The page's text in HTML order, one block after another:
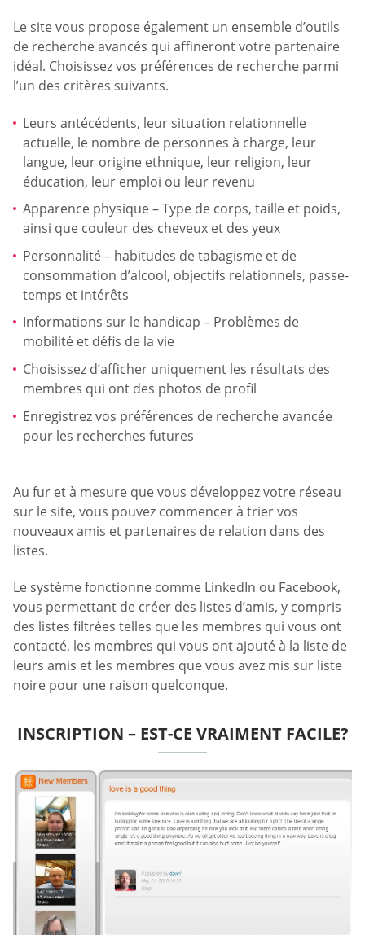
Le site vous propose également un ensemble d’outils
de recherche avancés qui affineront votre partenaire
idéal. Choisissez vos préférences de recherche parmi
l’un des critères suivants.
Leurs antécédents, leur situation relationnelle
actuelle, le nombre de personnes à charge, leur
langue, leur origine ethnique, leur religion, leur
éducation, leur emploi ou leur revenu
Apparence physique – Type de corps, taille et poids,
ainsi que couleur des cheveux et des yeux
Personnalité – habitudes de tabagisme et de
consommation d’alcool, objectifs relationnels, passe-
temps et intérêts
Informations sur le handicap – Problèmes de
mobilité et défis de la vie
Choisissez d’afficher uniquement les résultats des
membres qui ont des photos de profil
Enregistrez vos préférences de recherche avancée
pour les recherches futures
Au fur et à mesure que vous développez votre réseau
sur le site, vous pouvez commencer à trier vos
nouveaux amis et partenaires de relation dans des
listes.
Le système fonctionne comme LinkedIn ou Facebook,
vous permettant de créer des listes d’amis, y compris
des listes filtrées telles que les membres qui vous ont
contacté, les membres qui vous ont ajouté à la liste de
leurs amis et les membres que vous avez mis sur liste
noire pour une raison quelconque.
INSCRIPTION – EST-CE VRAIMENT FACILE?